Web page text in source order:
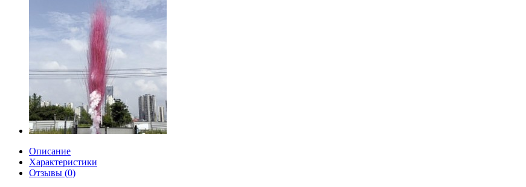
Описание
Характеристики
Отзывы (0)